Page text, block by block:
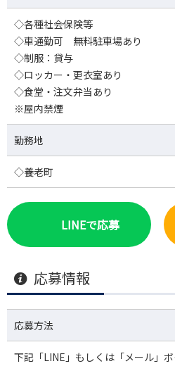
◇各種社会保険等
◇車通勤可 無料駐車場あり
◇制服：貸与
◇ロッカー・更衣室あり
◇食堂・注文弁当あり
※屋内禁煙
勤務地
◇養老町
LINEで応募
応募情報
応募方法
下記「LINE」もしくは「メール」